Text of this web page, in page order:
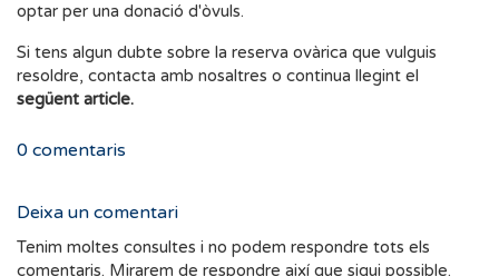
optar per una donació d'òvuls.
Si tens algun dubte sobre la reserva ovàrica que vulguis
resoldre, contacta amb nosaltres o continua llegint el
següent article.
0 comentaris
Deixa un comentari
Tenim moltes consultes i no podem respondre tots els
comentaris. Mirarem de respondre així que sigui possible.